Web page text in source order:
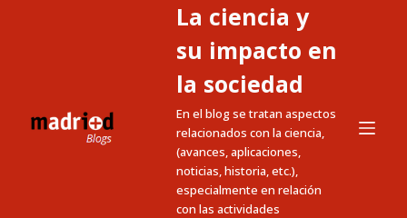
La ciencia y
su impacto en
la sociedad
En el blog se tratan aspectos
relacionados con la ciencia,
(avances, aplicaciones,
noticias, historia, etc.),
especialmente en relación
con las actividades